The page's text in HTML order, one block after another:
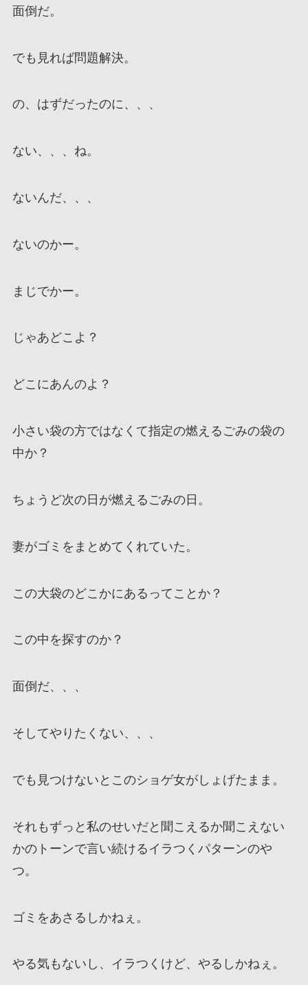
面倒だ。
でも見れば問題解決。
の、はずだったのに、、、
ない、、、ね。
ないんだ、、、
ないのかー。
まじでかー。
じゃあどこよ？
どこにあんのよ？
小さい袋の方ではなくて指定の燃えるごみの袋の
中か？
ちょうど次の日が燃えるごみの日。
妻がゴミをまとめてくれていた。
この大袋のどこかにあるってことか？
この中を探すのか？
面倒だ、、、
そしてやりたくない、、、
でも見つけないとこのショゲ女がしょげたまま。
それもずっと私のせいだと聞こえるか聞こえない
かのトーンで言い続けるイラつくパターンのや
つ。
ゴミをあさるしかねぇ。
やる気もないし、イラつくけど、やるしかねぇ。